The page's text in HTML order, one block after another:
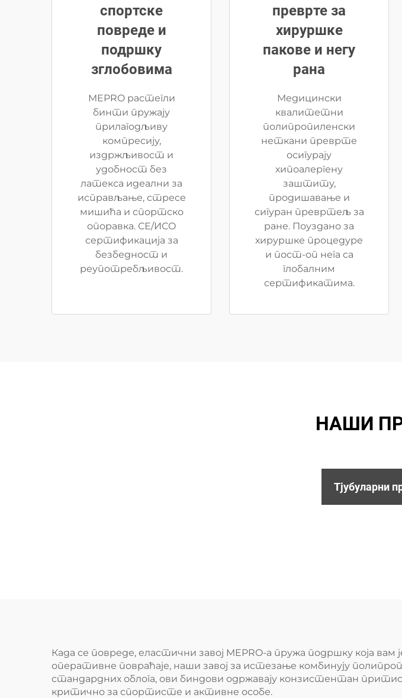
спортске
повреде и
подршку
зглобовима
MEPRO растегли
бинти пружају
прилагодљиву
компресију,
издржљивост и
удобност без
латекса идеални за
исправљање, стресе
мишића и спортско
опоравка. СЕ/ИСО
сертификација за
безбедност и
реупотребљивост.
преврте за
хируршке
пакове и негу
рана
Медицински
квалитетни
полипропиленски
неткани преврте
осигурају
хипоалергену
заштиту,
продишавање и
сигуран превртељ за
ране. Поуздано за
хируршке процедуре
и пост-оп нега са
глобалним
сертификатима.
НАШИ
Тјубуларни
Када се повреде, еластични завој MEPRO-а пружа подршку која
оперативне повраћаје, наши завој за истезање комбинују
стандардних облога, ови биндови одржавају конзистентан
критично за спортисте и активне особе.